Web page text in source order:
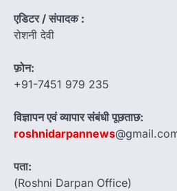
एडिटर / संपादक :
रोशनी देवी
फ़ोन:
+91-7451 979 235
विज्ञापन एवं व्यापार संबंधी पूछताछ:
roshnidarpannews
पता:
(Roshni Darpan Office)